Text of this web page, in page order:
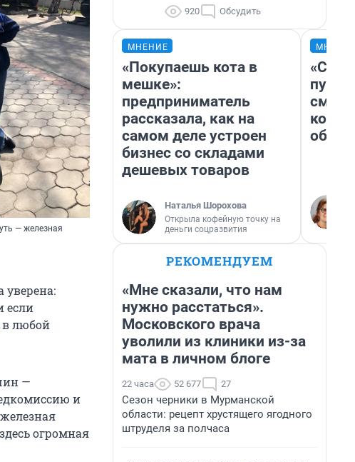
— железная
уверена:
если
в любой
—
и
огромная
920 Обсудить
МНЕНИЕ
«Покупаешь кота в
мешке»:
предприниматель
рассказала, как на
самом деле устроен
бизнес со складами
дешевых товаров
Наталья Шорохова
Открыла кофейную точку на
деньги соцразвития
РЕКОМЕНДУЕМ
«Мне сказали, что нам
нужно расстаться».
Московского врача
уволили из клиники из-за
мата в личном блоге
22 часа 52 677 27
Сезон черники в Мурманской
области: рецепт хрустящего ягодного
штруделя за полчаса